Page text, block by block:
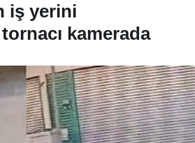
iş yerini
kamerada